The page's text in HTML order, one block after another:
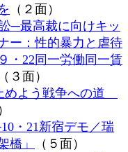
（２面）
─最高裁に向けキッ
ー：性的暴力と虐待
９・22同一労働同一賃
（３面）
めよう戦争への道
・21新宿デモ／瑞
橋」
（５面）